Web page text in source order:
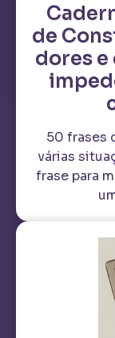
de
dores
50 frases
várias
frase para